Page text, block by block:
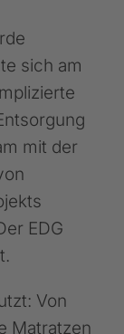
sich am
mit der
EDG
Von
Matratzen